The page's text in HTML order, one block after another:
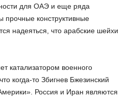
для ОАЭ и еще ряда
прочные конструктивные
надеяться, что арабские шейхи
катализатором военного
когда-то Збигнев Бжезинский
Россия и Иран являются